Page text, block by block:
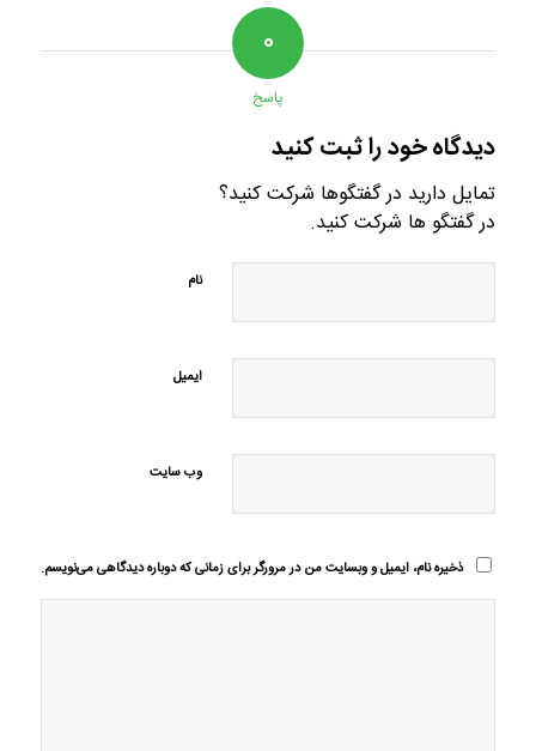
۰
پاسخ
دیدگاه خود را ثبت کنید
تمایل دارید در گفتگوها شرکت کنید؟
در گفتگو ها شرکت کنید.
نام
ایمیل
وب‌ سایت
ذخیره نام، ایمیل و وبسایت من در مرورگر برای زمانی که دوباره دیدگاهی می‌نویسم.